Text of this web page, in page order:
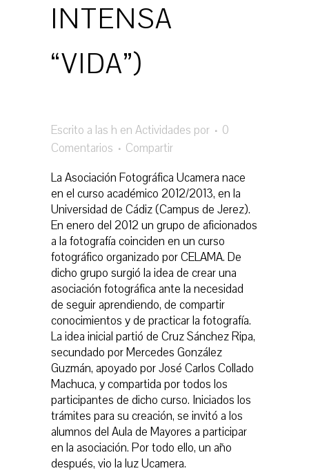
INTENSA
“VIDA”)
Escrito a las h en Actividades por
0
Comentarios
Compartir
La Asociación Fotográfica Ucamera nace
en el curso académico 2012/2013, en la
Universidad de Cádiz (Campus de Jerez).
En enero del 2012 un grupo de aficionados
a la fotografía coinciden en un curso
fotográfico organizado por CELAMA. De
dicho grupo surgió la idea de crear una
asociación fotográfica ante la necesidad
de seguir aprendiendo, de compartir
conocimientos y de practicar la fotografía.
La idea inicial partió de Cruz Sánchez Ripa,
secundado por Mercedes González
Guzmán, apoyado por José Carlos Collado
Machuca, y compartida por todos los
participantes de dicho curso. Iniciados los
trámites para su creación, se invitó a los
alumnos del Aula de Mayores a participar
en la asociación. Por todo ello, un año
después, vio la luz Ucamera.